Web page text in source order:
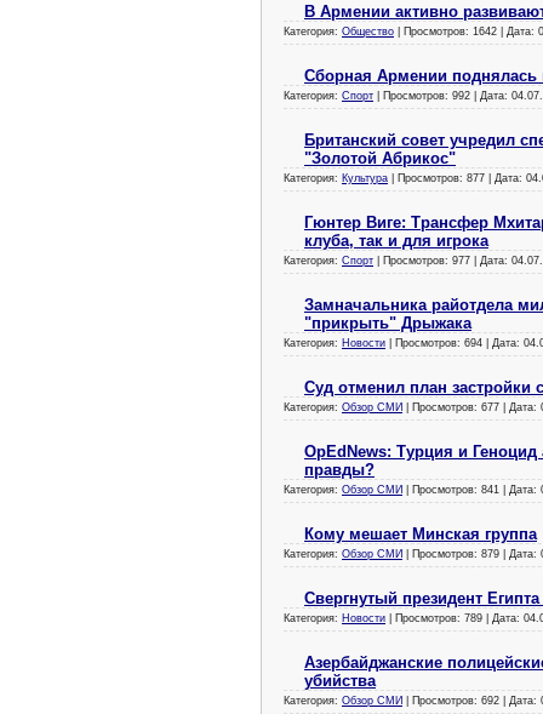
В Армении активно
Категория: Общество | Просмотров: 1642 | Дата:
Сборная Армении поднялась
Категория: Спорт | Просмотров: 992 | Дата:
Британский совет учредил
"Золотой Абрикос"
Категория: Культура | Просмотров: 877 | Дата:
Гюнтер Виге: Трансфер
клуба, так и для игрока
Категория: Спорт | Просмотров: 977 | Дата:
Замначальника райотдела
"прикрыть" Дрыжака
Категория: Новости | Просмотров: 694 | Дата:
Суд отменил план застройки
Категория: Обзор СМИ | Просмотров: 677 | Дата:
OpEdNews: Турция и
правды?
Категория: Обзор СМИ | Просмотров: 841 | Дата:
Кому мешает Минская группа
Категория: Обзор СМИ | Просмотров: 879 | Дата:
Свергнутый президент
Категория: Новости | Просмотров: 789 | Дата:
Азербайджанские
убийства
Категория: Обзор СМИ | Просмотров: 692 | Дата: